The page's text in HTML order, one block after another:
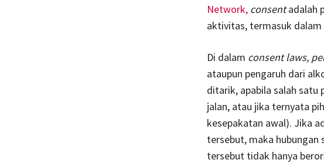
Network, consentadalah
aktivitas, termasuk dalam
Di dalam consent laws,
ataupun pengaruh dari
ditarik, apabila salah satu
jalan, atau jika ternyata
kesepakatan awal). Jika
tersebut, maka hubungan
tersebut tidak hanya